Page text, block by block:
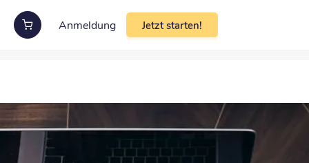
Anmeldung Jetzt starten!